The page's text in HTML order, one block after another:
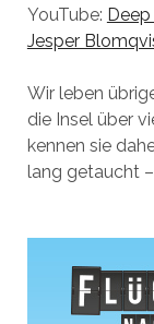
YouTube:
Jesper
Wir leben
die Insel über
kennen sie
lang getaucht